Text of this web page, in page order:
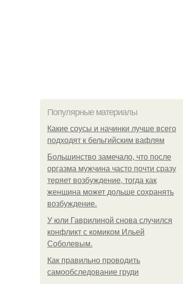
Популярные материалы
Какие соусы и начинки лучше всего
подходят к бельгийским вафлям
Большинство замечало, что после
оргазма мужчина часто почти сразу
теряет возбуждение, тогда как
женщина может дольше сохранять
возбуждение.
У юли Гаврилиной снова случился
конфликт с комиком Ильей
Соболевым.
Как правильно проводить
самообследование груди